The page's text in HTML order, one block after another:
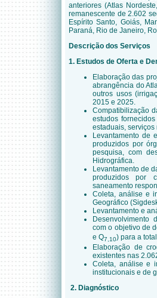
anteriores (Atlas
remanescente de 2.602
Espírito Santo, Goiás,
Paraná, Rio de Janeiro,
Descrição dos Serviços
1. Estudos de Oferta e
Elaboração das
abrangência do
outros usos
2015 e 2025.
Compatibilização
estudos
estaduais,
Levantamento de
produzidos por
pesquisa, com
Hidrográfica.
Levantamento de
produzidos por
saneamento
Coleta, análise e
Geográfico
Levantamento e
Desenvolvimento
com o objetivo de
e Q7,10) para a
Elaboração de
existentes nas
Coleta, análise e
institucionais e de
2. Diagnóstico